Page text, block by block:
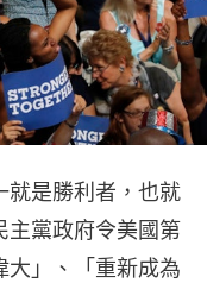
就是勝利者，也就
主黨政府令美國第
大」、「重新成為